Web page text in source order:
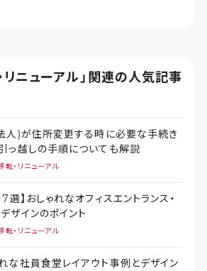
リニューアル」関連の人気記事
人)が住所変更する時に必要な手続き
っ越しの手順についても解説
転・リニューアル
選】おしゃれなオフィスエントランス・
ザインのポイント
転・リニューアル
な社員食堂レイアウト事例とデザイン